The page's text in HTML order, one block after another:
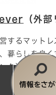
情
（外部
するマットレ
暮らしを良
ク）」など
サルティン
る企業様です